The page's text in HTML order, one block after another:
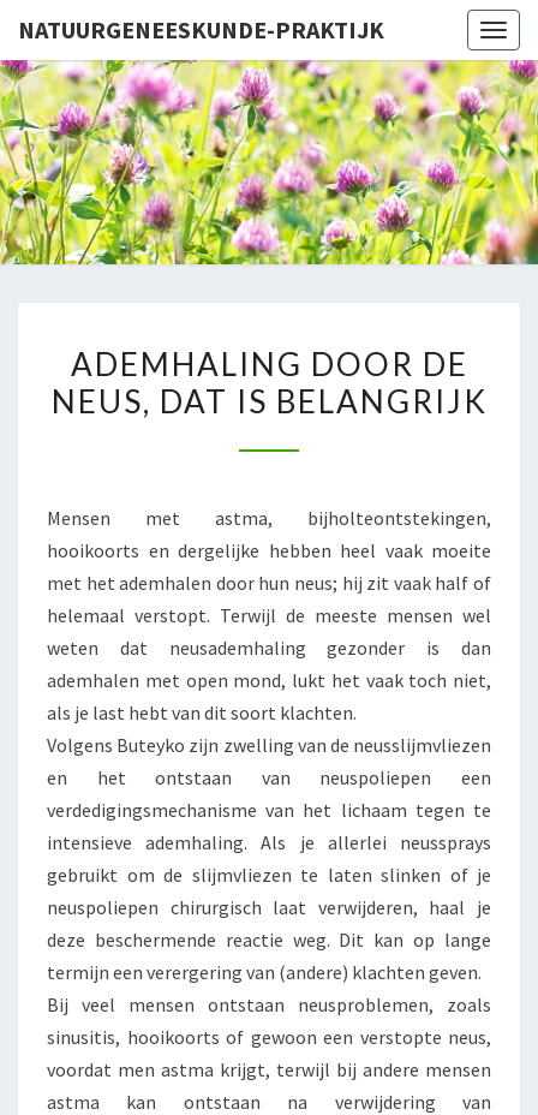
NATUURGENEESKUNDE-PRAKTIJK
DOOR
DE
BELANGRIJK
ADEMHALING DOOR DE
NEUS, DAT IS BELANGRIJK
Mensen met astma, bijholteontstekingen,
hooikoorts en dergelijke hebben heel vaak moeite
met het ademhalen door hun neus; hij zit vaak half of
helemaal verstopt. Terwijl de meeste mensen wel
weten dat neusademhaling gezonder is dan
ademhalen met open mond, lukt het vaak toch niet,
als je last hebt van dit soort klachten.
Volgens Buteyko zijn zwelling van de neusslijmvliezen
en het ontstaan van neuspoliepen een
verdedigingsmechanisme van het lichaam tegen te
intensieve ademhaling. Als je allerlei neussprays
gebruikt om de slijmvliezen te laten slinken of je
neuspoliepen chirurgisch laat verwijderen, haal je
deze beschermende reactie weg. Dit kan op lange
termijn een verergering van (andere) klachten geven.
Bij veel mensen ontstaan neusproblemen, zoals
sinusitis, hooikoorts of gewoon een verstopte neus,
voordat men astma krijgt, terwijl bij andere mensen
astma kan ontstaan na verwijdering van